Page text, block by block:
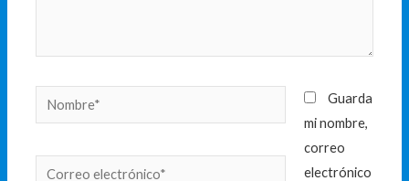
Nombre*
Correo
Guarda
mi nombre,
correo
electrónico